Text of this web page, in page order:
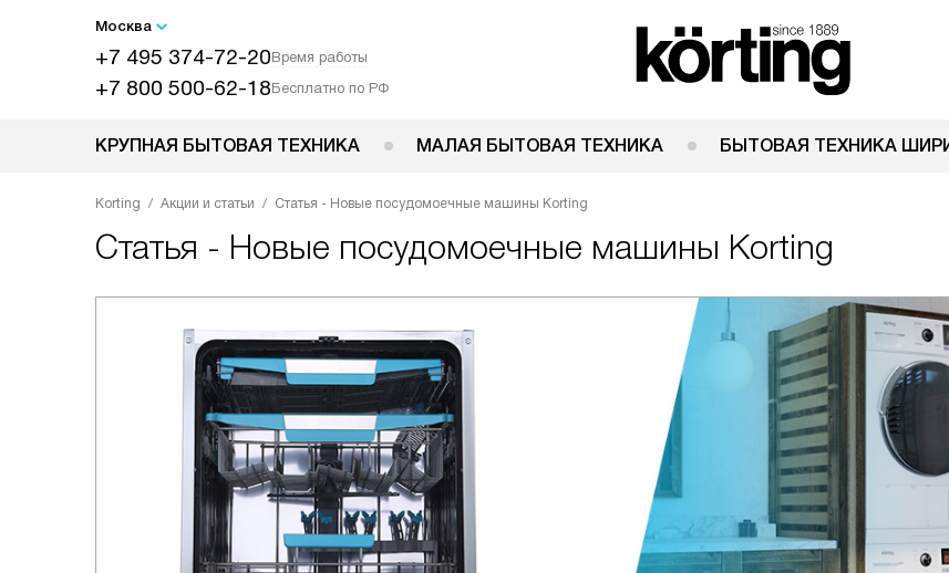
Москва
+7 495 374-72-20Время работы
+7 800 500-62-18Бесплатно по РФ
КРУПНАЯ БЫТОВАЯ ТЕХНИКА МАЛАЯ БЫТОВАЯ ТЕХНИКА БЫТОВАЯ ТЕХНИКА
Korting Акции и статьи Статья - Новые посудомоечные машины Korting
Статья - Новые посудомоечные машины Korting